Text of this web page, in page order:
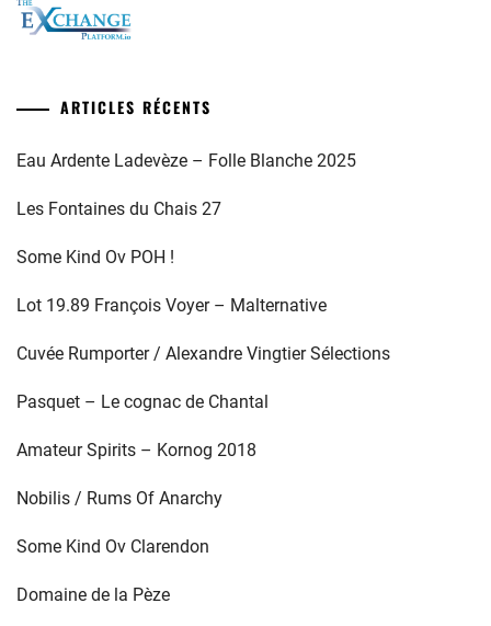
ARTICLES RÉCENTS
Eau Ardente Ladevèze – Folle Blanche 2025
Les Fontaines du Chais 27
Some Kind Ov POH !
Lot 19.89 François Voyer – Malternative
Cuvée Rumporter / Alexandre Vingtier Sélections
Pasquet – Le cognac de Chantal
Amateur Spirits – Kornog 2018
Nobilis / Rums Of Anarchy
Some Kind Ov Clarendon
Domaine de la Pèze